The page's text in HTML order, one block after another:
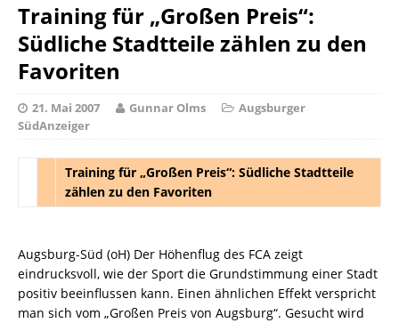
Training für „Großen Preis“:
Südliche Stadtteile zählen zu den
Favoriten
21. Mai 2007 Gunnar Olms
Augsburger
SüdAnzeiger
Training für „Großen Preis“: Südliche Stadtteile
zählen zu den Favoriten
Augsburg-Süd (oH) Der Höhenflug des FCA zeigt
eindrucksvoll, wie der Sport die Grundstimmung einer Stadt
positiv beeinflussen kann. Einen ähnlichen Effekt verspricht
man sich vom „Großen Preis von Augsburg“. Gesucht wird